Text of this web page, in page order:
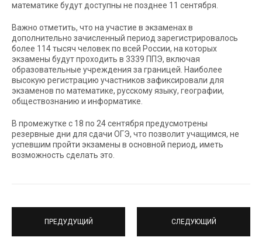
математике будут доступны не позднее 11 сентября.
Важно отметить, что на участие в экзаменах в
дополнительно зачисленный период зарегистрировалось
более 114 тысяч человек по всей России, на которых
экзамены будут проходить в 3339 ППЭ, включая
образовательные учреждения за границей. Наиболее
высокую регистрацию участников зафиксировали для
экзаменов по математике, русскому языку, географии,
обществознанию и информатике.
В промежутке с 18 по 24 сентября предусмотрены
резервные дни для сдачи ОГЭ, что позволит учащимся, не
успевшим пройти экзамены в основной период, иметь
возможность сделать это.
ПРЕДУДУЩИЙ СЛЕДУЮЩИЙ